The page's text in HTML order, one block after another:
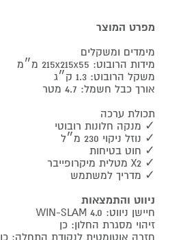
מפרט המוצר
מימדים ומשקלים
מידות הרובוט: 215x215x55 מ״מ
משקל הרובוט: 1.3 ק״ג
אורך כבל חשמל: 4.7 מטר
תכולת ערכה
✓ מנקה חלונות רובוטי
✓ נוזל ניקוי 230 מ״ל
✓ חוט בטיחות
✓ X2 מטלית מיקרופייבר
✓ מדריך למשתמש
ניווט והתמצאות
חיישן ניווט: WIN-SLAM 4.0
זיהוי מסגרת החלון: כן
חזרה אוטומטית לנקודת התחלה: כן